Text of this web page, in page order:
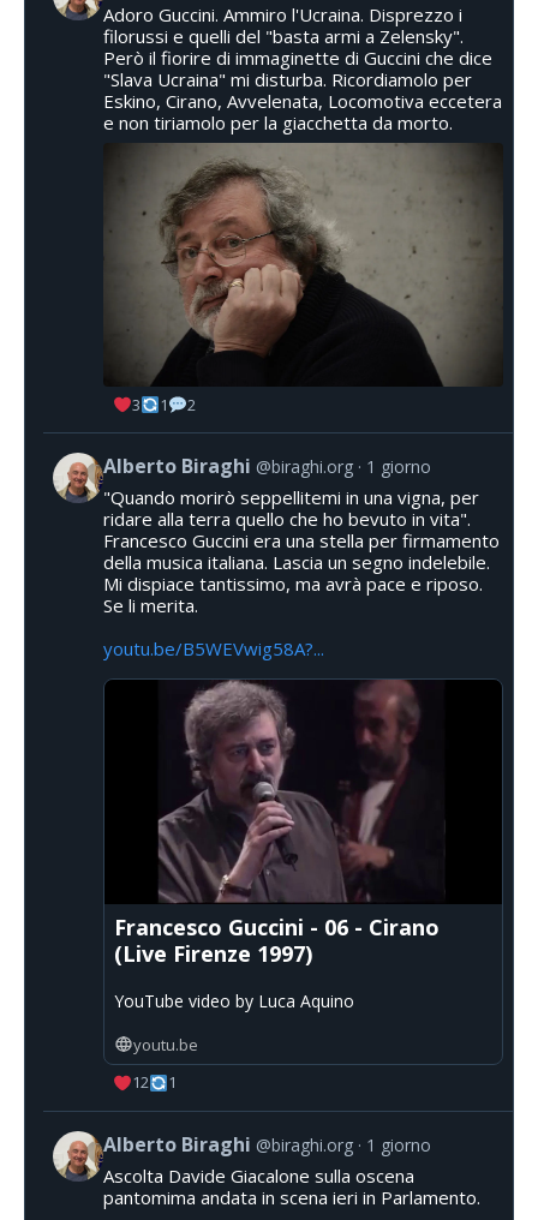
Adoro Guccini. Ammiro l'Ucraina. Disprezzo i
filorussi e quelli del "basta armi a Zelensky".
Però il fiorire di immaginette di Guccini che dice
"Slava Ucraina" mi disturba. Ricordiamolo per
Eskino, Cirano, Avvelenata, Locomotiva eccetera
e non tiriamolo per la giacchetta da morto.
3 1 2
Alberto Biraghi @biraghi.org 1 giorno
"Quando morirò seppellitemi in una vigna, per
ridare alla terra quello che ho bevuto in vita".
Francesco Guccini era una stella per firmamento
della musica italiana. Lascia un segno indelebile.
Mi dispiace tantissimo, ma avrà pace e riposo.
Se li merita.
youtu.be/B5WEVwig58A?...
Francesco Guccini - 06 - Cirano
(Live Firenze 1997)
YouTube video by Luca Aquino
youtu.be
12
1
Alberto Biraghi @biraghi.org 1 giorno
Ascolta Davide Giacalone sulla oscena
pantomima andata in scena ieri in Parlamento.